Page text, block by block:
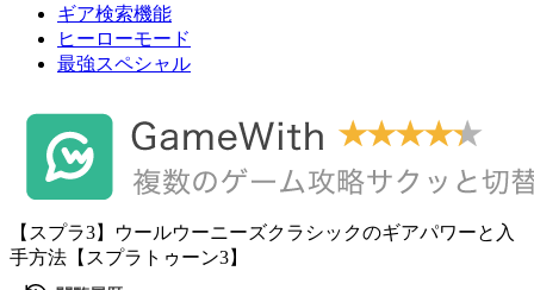
ギア検索機能
ヒーローモード
最強スペシャル
【スプラ3】ウールウーニーズクラシックのギアパワーと入
手方法【スプラトゥーン3】